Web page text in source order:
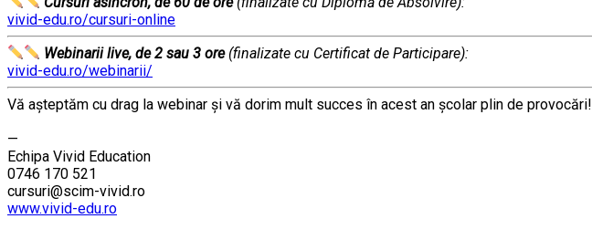
vivid-edu.ro/cursuri-online
Webinarii live, de 2 sau 3 ore (finalizate cu Certificat de Participare):
vivid-edu.ro/webinarii/
Vă aşteptăm cu drag la webinar şi vă dorim mult succes în acest an şcolar plin de provocări!
—
Echipa Vivid Education
0746 170 521
cursuri@scim-vivid.ro
www.vivid-edu.ro